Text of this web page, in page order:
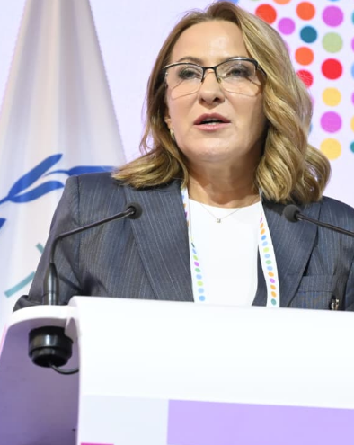
INFORMATOR O RADU
BUDŽET MINISTARSTVA
FINANSIJSKO UPRAVLJANJE I
JAVNE NABAVKE
PLAN JAVNIH NABAVKI I IZVEŠTAJI